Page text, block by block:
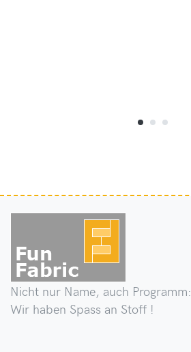
Nicht nur Name, auch Programm:
Wir haben Spass an Stoff !